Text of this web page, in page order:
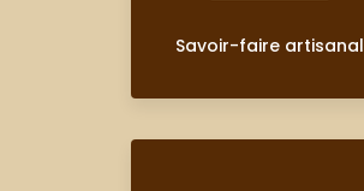
Savoir-faire artisanal